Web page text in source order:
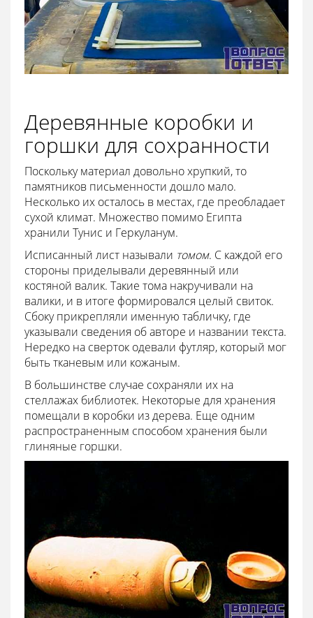
Деревянные коробки и
горшки для сохранности
Поскольку материал довольно хрупкий, то
памятников письменности дошло мало.
Несколько их осталось в местах, где преобладает
сухой климат. Множество помимо Египта
хранили Тунис и Геркуланум.
Исписанный лист называли томом. С каждой его
стороны приделывали деревянный или
костяной валик. Такие тома накручивали на
валики, и в итоге формировался целый свиток.
Сбоку прикрепляли именную табличку, где
указывали сведения об авторе и названии текста.
Нередко на сверток одевали футляр, который мог
быть тканевым или кожаным.
В большинстве случае сохраняли их на
стеллажах библиотек. Некоторые для хранения
помещали в коробки из дерева. Еще одним
распространенным способом хранения были
глиняные горшки.